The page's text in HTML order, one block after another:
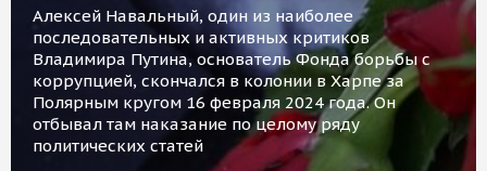
Алексей Навальный, один из наиболее
последовательных и активных критиков
Владимира Путина, основатель Фонда борьбы с
коррупцией, скончался в колонии в Харпе за
Полярным кругом 16 февраля 2024 года. Он
отбывал там наказание по целому ряду
политических статей